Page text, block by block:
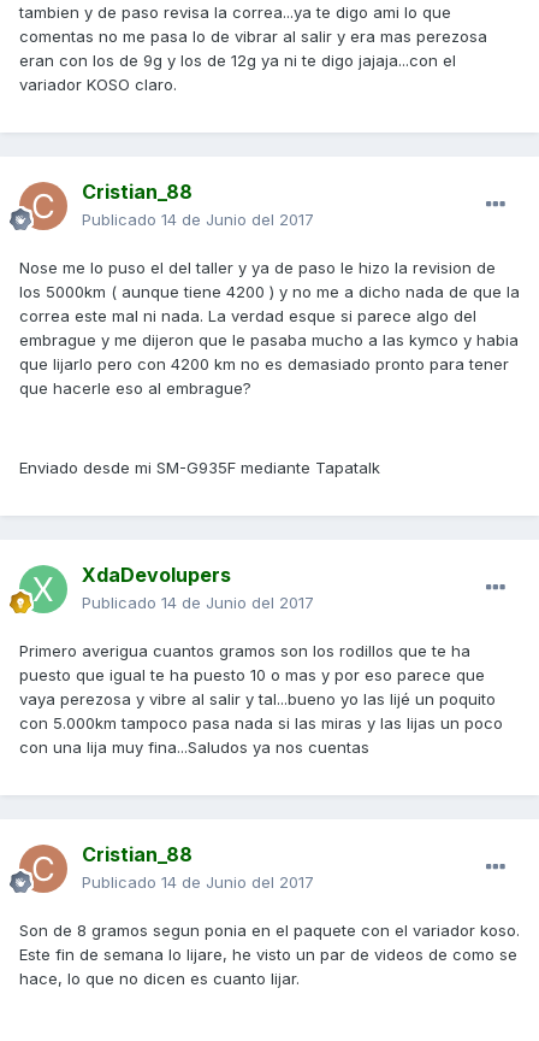
tambien y de paso revisa la correa...ya te digo ami lo que
comentas no me pasa lo de vibrar al salir y era mas perezosa
eran con los de 9g y los de 12g ya ni te digo jajaja...con el
variador KOSO claro.
Cristian_88
Publicado 14 de Junio del 2017
Nose me lo puso el del taller y ya de paso le hizo la revision de
los 5000km ( aunque tiene 4200 ) y no me a dicho nada de que la
correa este mal ni nada. La verdad esque si parece algo del
embrague y me dijeron que le pasaba mucho a las kymco y habia
que lijarlo pero con 4200 km no es demasiado pronto para tener
que hacerle eso al embrague?
Enviado desde mi SM-G935F mediante Tapatalk
XdaDevolupers
Publicado 14 de Junio del 2017
Primero averigua cuantos gramos son los rodillos que te ha
puesto que igual te ha puesto 10 o mas y por eso parece que
vaya perezosa y vibre al salir y tal...bueno yo las lijé un poquito
con 5.000km tampoco pasa nada si las miras y las lijas un poco
con una lija muy fina...Saludos ya nos cuentas
Cristian_88
Publicado 14 de Junio del 2017
Son de 8 gramos segun ponia en el paquete con el variador koso.
Este fin de semana lo lijare, he visto un par de videos de como se
hace, lo que no dicen es cuanto lijar.